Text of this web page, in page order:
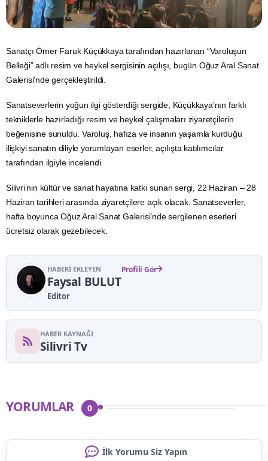
Sanatçı Ömer Faruk Küçükkaya tarafından hazırlanan “Varoluşun
Belleği” adlı resim ve heykel sergisinin açılışı, bugün Oğuz Aral Sanat
Galerisi'nde gerçekleştirildi.
Sanatseverlerin yoğun ilgi gösterdiği sergide, Küçükkaya’nın farklı
tekniklerle hazırladığı resim ve heykel çalışmaları ziyaretçilerin
beğenisine sunuldu. Varoluş, hafıza ve insanın yaşamla kurduğu
ilişkiyi sanatın diliyle yorumlayan eserler, açılışta katılımcılar
tarafından ilgiyle incelendi.
Silivri’nin kültür ve sanat hayatına katkı sunan sergi, 22 Haziran – 28
Haziran tarihleri arasında ziyaretçilere açık olacak. Sanatseverler,
hafta boyunca Oğuz Aral Sanat Galerisi’nde sergilenen eserleri
ücretsiz olarak gezebilecek.
HABERI EKLEYEN
Faysal BULUT
Editor
Profili Gör
HABER KAYNAĞI
Silivri Tv
YORUMLAR 0
İlk Yorumu Siz Yapın